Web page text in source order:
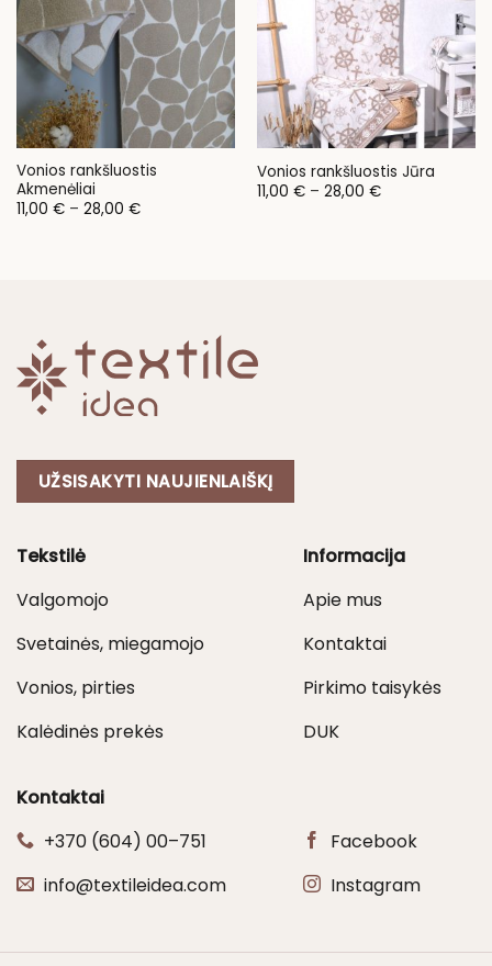
Vonios rankšluostis
Akmenėliai
11,00 € – 28,00 €Price
Vonios rankšluostis Jūra
11,00 € – 28,00 €Price
UŽSISAKYTI NAUJIENLAIŠKĮ
Tekstilė
Valgomojo
Svetainės, miegamojo
Vonios, pirties
Kalėdinės prekės
Informacija
Apie mus
Kontaktai
Pirkimo taisykės
DUK
Kontaktai
+370 (604) 00–751
info@textileidea.com
Facebook
Instagram